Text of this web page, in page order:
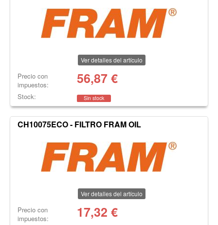
Ver detalles del artículo
Precio con
impuestos:
56,87€
Stock: Sin stock
CH10075ECO - FILTRO FRAM OIL
Ver detalles del artículo
Precio con
impuestos:
17,32 €